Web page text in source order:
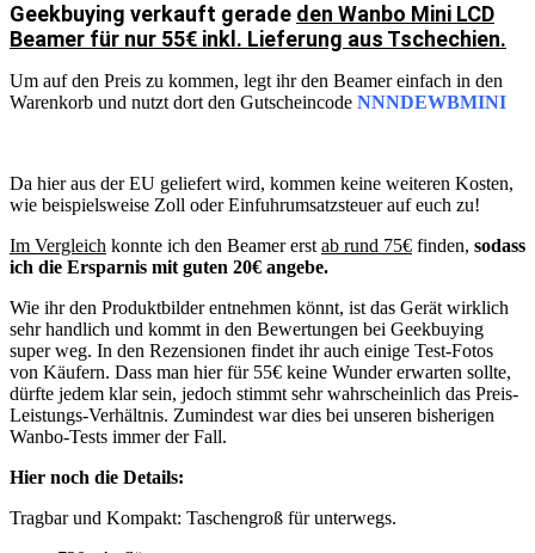
Geekbuying verkauft gerade den Wanbo Mini LCD
Beamer für nur 55€ inkl. Lieferung aus Tschechien.
Um auf den Preis zu kommen, legt ihr den Beamer einfach in den
Warenkorb und nutzt dort den Gutscheincode NNNDEWBMINI
Da hier aus der EU geliefert wird, kommen keine weiteren Kosten,
wie beispielsweise Zoll oder Einfuhrumsatzsteuer auf euch zu!
Im Vergleich konnte ich den Beamer erst ab rund 75€ finden, sodass
ich die Ersparnis mit guten 20€ angebe.
Wie ihr den Produktbilder entnehmen könnt, ist das Gerät wirklich
sehr handlich und kommt in den Bewertungen bei Geekbuying
super weg. In den Rezensionen findet ihr auch einige Test-Fotos
von Käufern. Dass man hier für 55€ keine Wunder erwarten sollte,
dürfte jedem klar sein, jedoch stimmt sehr wahrscheinlich das Preis-
Leistungs-Verhältnis. Zumindest war dies bei unseren bisherigen
Wanbo-Tests immer der Fall.
Hier noch die Details:
Tragbar und Kompakt: Taschengroß für unterwegs.